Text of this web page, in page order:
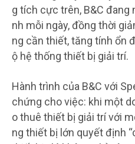
g tích cực trên, B&C đang
nh mỗi ngày, đồng thời
ng cần thiết, tăng tính ổn
ộ hệ thống thiết bị giải trí.
Hành trình của B&C với
chứng cho việc: khi một
o thuê thiết bị giải trí với
ng thiết bị lớn quyết định